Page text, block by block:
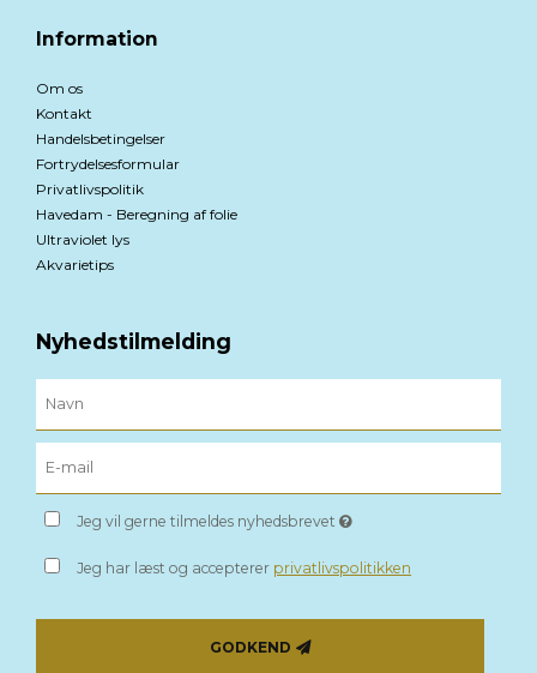
Information
Om os
Kontakt
Handelsbetingelser
Fortrydelsesformular
Privatlivspolitik
Havedam - Beregning af folie
Ultraviolet lys
Akvarietips
Nyhedstilmelding
Jeg vil gerne tilmeldes nyhedsbrevet
Jeg har læst og accepterer privatlivspolitikken
GODKEND